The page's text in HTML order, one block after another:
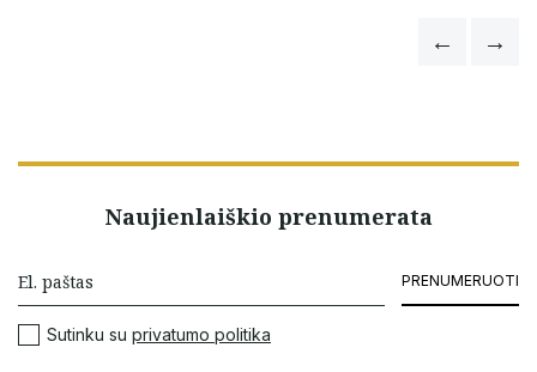
Naujienlaiškio prenumerata
PRENUMERUOTI
Sutinku su privatumo politika